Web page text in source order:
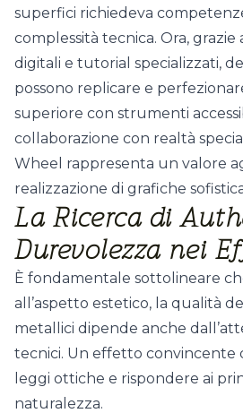
superfici richiedeva
complessità tecnica. Ora, grazie
digitali e tutorial specializzati,
possono replicare e
superiore con strumenti
collaborazione con realtà
Wheel rappresenta un valore
realizzazione di grafiche
La Ricerca di
Durevolezza nei
È fondamentale sottolineare
all’aspetto estetico, la qualità
metallici dipende anche
tecnici. Un effetto convincente
leggi ottiche e rispondere ai
naturalezza.